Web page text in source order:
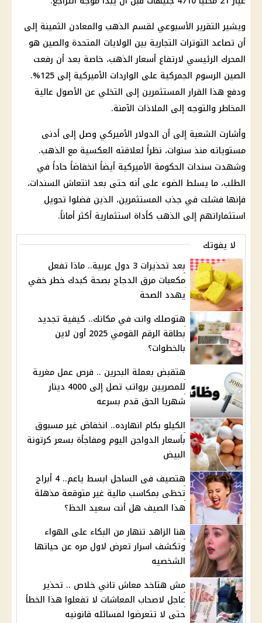
ويشير التقرير الأسبوعي لقسم الذهب والمعادن الثمينة إلى
أن تصاعد التوترات التجارية بين الولايات المتحدة والصين هو
المحرك الرئيسي لارتفاع أسعار الذهب، خاصة بعد أن رفعت
الصين الرسوم الجمركية على الواردات الأميركية إلى 125%.
ودفع هذا القرار المستثمرين إلى التخلي عن الأصول عالية
المخاطر والتوجه إلى الملاذات الآمنة.
وأشارت الشعبة إلى أن الدولار الأميركي وصل إلى أدنى
مستوياته منذ سنوات، نظراً لعلاقته العكسية مع الذهب.
وشهدت سندات الحكومة الأميركية أيضاً انخفاضاً حاداً في
الطلب، ما يسلط الضوء على أنه حتى بعد انتعاش السندات،
فإنها فشلت في جذب المستثمرين، الذين فضلوا تحويل
استثماراتهم إلى الذهب كأداة استثمارية أكثر أماناً.
لا يفوتك
بعد تحذيرات 3 دول عربية.. ماذا تفعل
مكعبات مرق الدجاج بصحة كبدك خطر خفي
يهدد الصحة
هتوصلك وانت في مكانك.. كيفية تجديد
بطاقة الرقم القومي 2025 أون لاين
بالخطوات؟
هتقبض بعملة البحرين .. فرص عمل مغرية
للمصريين برواتب تصل إلى 4000 دينار
شهريا الحق قدم بسرعه
الكيلو بكام انهارده.. انخفاض غير مسبوق
بأسعار الدواجن اليوم ومفاجأة بسعر كرتونة
البيض
هتصيف فى الساحل ابسط ياعم.. 4 أبراج
تحظى بمكاسب مالية غير متوقعة مذهلة
هذا الصيف هل أنت سعيد الحظ؟
هنا الزاهد تنهار من البكاء على الهواء
وتكشف اسرار تعرض لاول مره عن حياتها
الشخصيه
مش هتاخد معاش تاني خلاص .. تحذير
عاجل لاصحاب المعاشات لا تفعلوا هذا الخطأ
حتى لا تتعرضوا لمسائله قانونيه